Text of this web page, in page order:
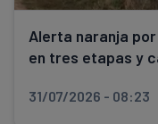
Alerta naranja
en tres etapas y
31/07/2026 - 08:23